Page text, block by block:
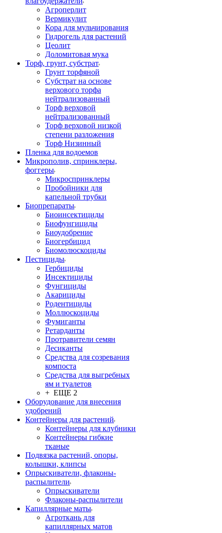
Агроперлит
Вермикулит
Кора для мульчирования
Гидрогель для растений
Цеолит
Доломитовая мука
Торф, грунт, субстрат
Грунт торфяной
Субстрат на основе
верхового торфа
нейтрализованный
Торф верховой
нейтрализованный
Торф верховой низкой
степени разложения
Торф Низинный
Пленка для водоемов
Микрополив, спринклеры,
фоггеры
Микроспринклеры
Пробойники для
капельной трубки
Биопрепараты
Биоинсектициды
Биофунгициды
Биоудобрение
Биогербицид
Биомолюскоциды
Пестициды
Гербициды
Инсектициды
Фунгициды
Акарициды
Родентициды
Моллюскоциды
Фумиганты
Ретарданты
Протравители семян
Десиканты
Средства для созревания
компоста
Средства для выгребных
ям и туалетов
+ ЕЩЕ 2
Оборудование для внесения
удобрений
Контейнеры для растений
Контейнеры для клубники
Контейнеры гибкие
тканые
Подвязка растений, опоры,
колышки, клипсы
Опрыскиватели, флаконы-
распылители
Опрыскиватели
Флаконы-распылители
Капиллярные маты
Агроткань для
капиллярных матов